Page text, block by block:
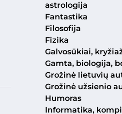
astrologija
Fantastika
Filosofija
Fizika
Galvosūkiai,
Gamta, biologija,
Grožinė lietuvių
Grožinė užsienio
Humoras
Informatika,